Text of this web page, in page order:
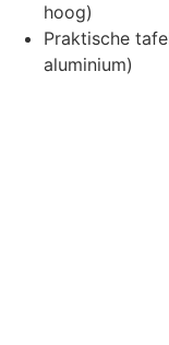
hoog)
Praktische
aluminium)